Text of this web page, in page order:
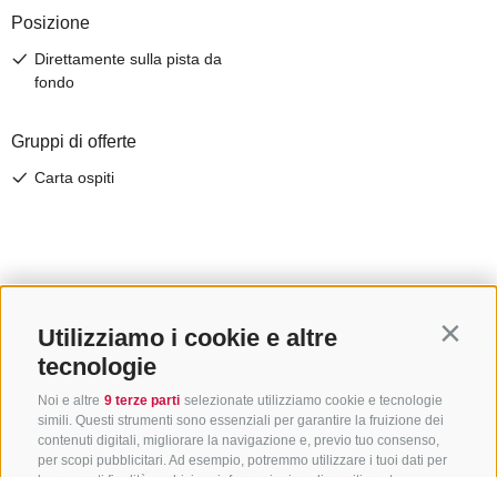
Utilizziamo i cookie e altre
tecnologie
Noi e altre 9 terze parti selezionate utilizziamo cookie e tecnologie
simili. Questi strumenti sono essenziali per garantire la fruizione dei
contenuti digitali, migliorare la navigazione e, previo tuo consenso,
per scopi pubblicitari. Ad esempio, potremmo utilizzare i tuoi dati per